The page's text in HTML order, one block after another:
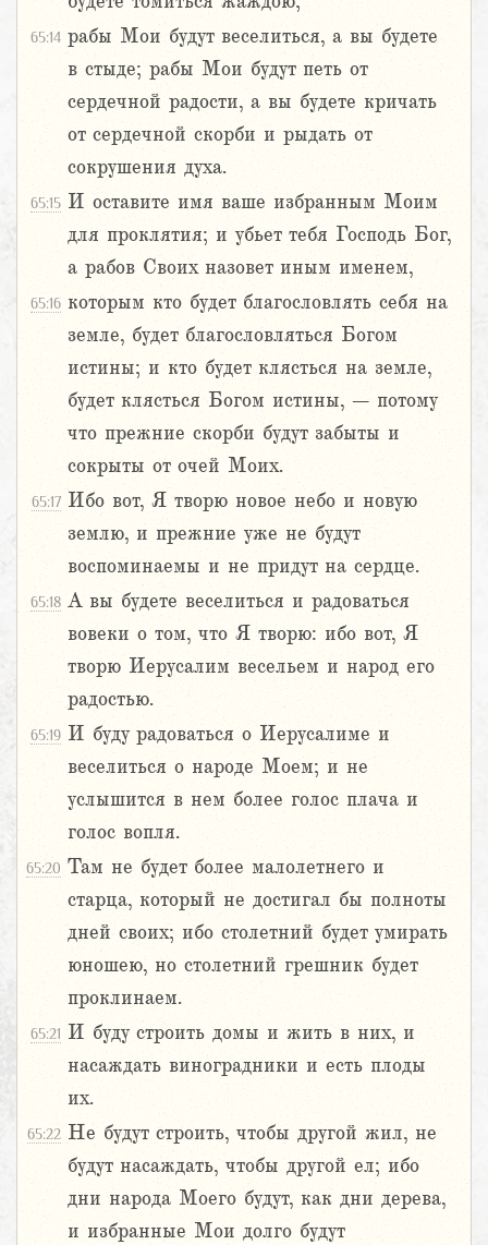
65:14 рабы Мои будут веселиться, а вы будете
в стыде; рабы Мои будут петь от
сердечной радости, а вы будете кричать
от сердечной скорби и рыдать от
сокрушения духа.
65:15 И оставите имя ваше избранным Моим
для проклятия; и убьет тебя Господь Бог,
а рабов Своих назовет иным именем,
65:16 которым кто будет благословлять себя на
земле, будет благословляться Богом
истины; и кто будет клясться на земле,
будет клясться Богом истины, – потому
что прежние скорби будут забыты и
сокрыты от очей Моих.
65:17 Ибо вот, Я творю новое небо и новую
землю, и прежние уже не будут
воспоминаемы и не придут на сердце.
65:18 А вы будете веселиться и радоваться
вовеки о том, что Я творю: ибо вот, Я
творю Иерусалим весельем и народ его
радостью.
65:19 И буду радоваться о Иерусалиме и
веселиться о народе Моем; и не
услышится в нем более голос плача и
голос вопля.
65:20 Там не будет более малолетнего и
старца, который не достигал бы полноты
дней своих; ибо столетний будет умирать
юношею, но столетний грешник будет
проклинаем.
65:21 И буду строить домы и жить в них, и
насаждать виноградники и есть плоды
их.
65:22 Не будут строить, чтобы другой жил, не
будут насаждать, чтобы другой ел; ибо
дни народа Моего будут, как дни дерева,
и избранные Мои долго будут